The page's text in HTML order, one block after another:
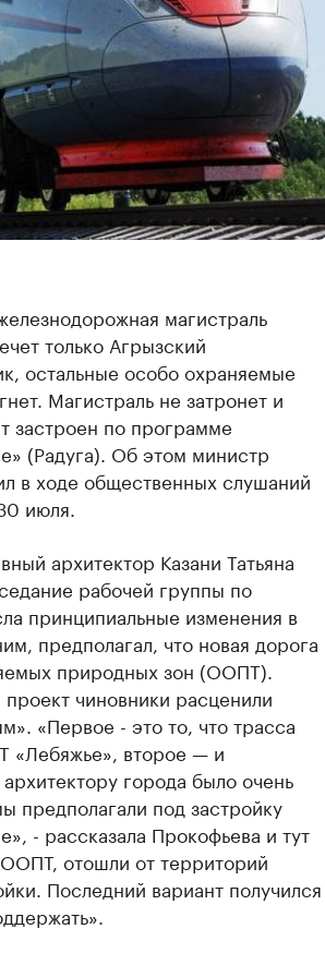
магистраль
только Агрызский
остальные особо охраняемые
Магистраль не затронет и
застроен по программе
(Радуга). Об этом министр
в ходе общественных слушаний
июля.
архитектор Казани Татьяна
рабочей группы по
принципиальные изменения в
предполагал, что новая дорога
природных зон (ООПТ).
чиновники расценили
«Первое - это то, что трасса
«Лебяжье», второе — и
города было очень
предполагали под застройку
- рассказала Прокофьева и тут
отошли от территорий
Последний вариант получился